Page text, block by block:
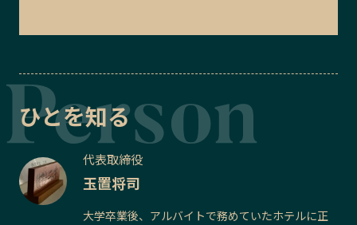
ひとを知る
代表取締役
玉置将司
大学卒業後、アルバイトで務めていたホテルに正